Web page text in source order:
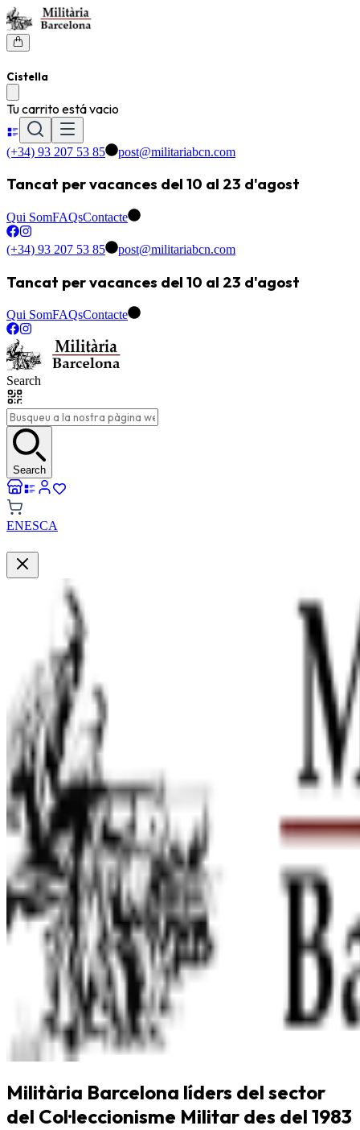
Cistella
Tu carrito está vacio
(+34) 93 207 53 85 post@militariabcn.com
Tancat per vacances del 10 al 23 d'agost
Qui SomFAQsContacte
(+34) 93 207 53 85 post@militariabcn.com
Tancat per vacances del 10 al 23 d'agost
Qui SomFAQsContacte
Search
Search
ENESCA
Militària Barcelona líders del sector
del Col·leccionisme Militar des del 1983